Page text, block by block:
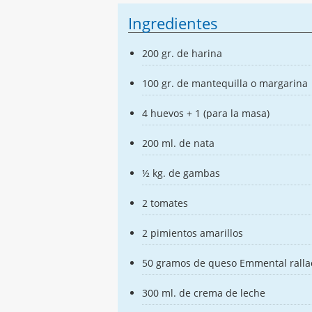
Ingredientes
200 gr. de harina
100 gr. de mantequilla o margarina
4 huevos + 1 (para la masa)
200 ml. de nata
½ kg. de gambas
2 tomates
2 pimientos amarillos
50 gramos de queso Emmental
300 ml. de crema de leche